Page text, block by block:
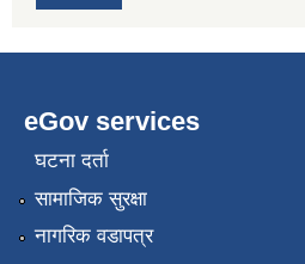
eGov services
घटना दर्ता
सामाजिक सुरक्षा
नागरिक वडापत्र